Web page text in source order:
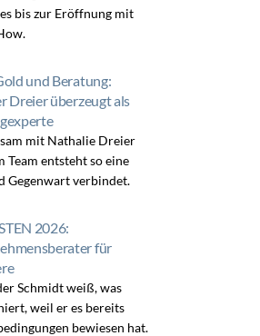
bis zur Eröffnung mit
und Beratung:
Dreier überzeugt als
mit Nathalie Dreier
Team entsteht so eine
Gegenwart verbindet.
2026:
für
Schmidt weiß, was
weil er es bereits
bewiesen hat.